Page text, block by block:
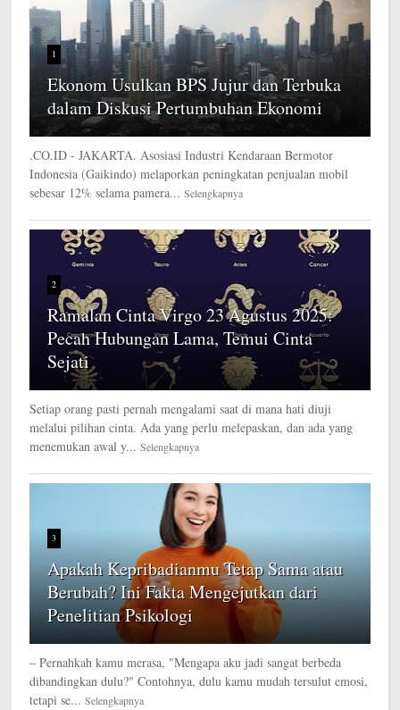
1
Ekonom Usulkan BPS Jujur dan Terbuka
dalam Diskusi Pertumbuhan Ekonomi
.CO.ID - JAKARTA. Asosiasi Industri Kendaraan Bermotor
Indonesia (Gaikindo) melaporkan peningkatan penjualan mobil
sebesar 12% selama pamera... Selengkapnya
2
Ramalan Cinta Virgo 23 Agustus 2025:
Pecah Hubungan Lama, Temui Cinta
Sejati
Setiap orang pasti pernah mengalami saat di mana hati diuji
melalui pilihan cinta. Ada yang perlu melepaskan, dan ada yang
menemukan awal y... Selengkapnya
3
Apakah Kepribadianmu Tetap Sama atau
Berubah? Ini Fakta Mengejutkan dari
Penelitian Psikologi
– Pernahkah kamu merasa, "Mengapa aku jadi sangat berbeda
dibandingkan dulu?" Contohnya, dulu kamu mudah tersulut emosi,
tetapi se... Selengkapnya